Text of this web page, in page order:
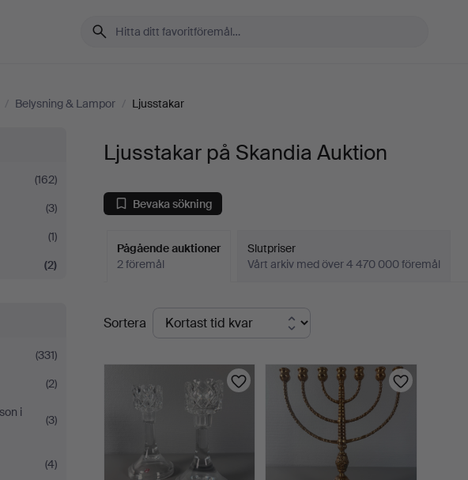
/ Belysning & Lampor / Ljusstakar
(162)
(3)
(1)
(2)
(331)
(2)
i
(3)
(4)
Ljusstakar på Skandia Auktion
Bevaka sökning
Pågående auktioner
2 föremål
Slutpriser
Vårt arkiv med över 4 470 000 föremål
Pågående
auktioner
Sortera